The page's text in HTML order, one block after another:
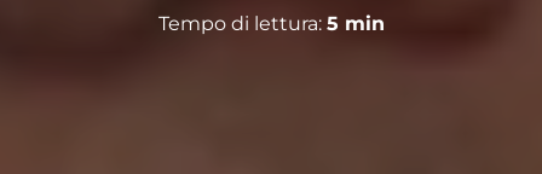
Tempo di lettura: 5 min